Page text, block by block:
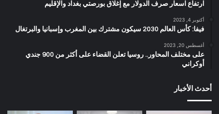
ارتفاع اسعار صرف الدولار مع إغلاق بورصتي بغداد والإقليم
أكتوبر 4, 2023
فيفا: كأس العالم 2030 سيكون مشترك بين المغرب وإسبانيا والبرتغال
أغسطس 20, 2023
على مختلف المحاور.. روسيا تعلن القضاء على أكثر من 900 جندي
أوكراني
أحدث الأخبار